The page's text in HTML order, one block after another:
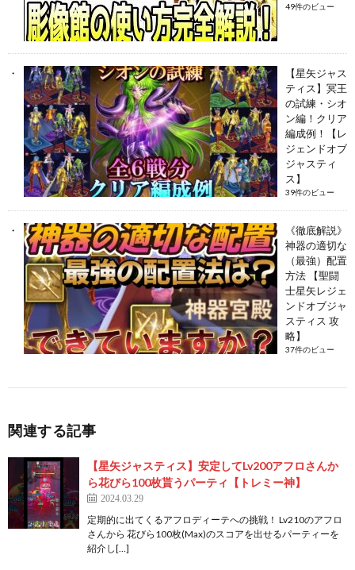
49件のビュー
【星矢ジャス
ティス】冥王
の試練・シオ
ン編！クリア
編成例！【レ
ジェンドオブ
ジャスティ
ス】
39件のビュー
《徹底解説》
神器の適切な
（最強）配置
方法 【聖闘
士星矢レジェ
ンドオブジャ
スティス 攻
略】
37件のビュー
関連する記事
【星矢ジャスティス】安定してLv200アフロさんか
ら花びら100枚貰うパーティ【トレミー神】
2024.03.29
定期的に出てくるアフロディーテへの挑戦！ Lv210のアフロ
さんから 花びら100枚(Max)のスコアを出せるパーティーを
紹介し[…]